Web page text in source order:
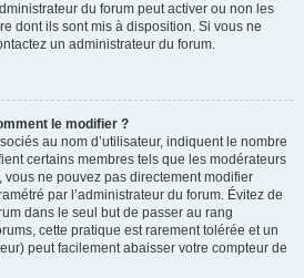
du forum peut activer ou non les
dont ils sont mis à disposition. Si vous ne
un administrateur du forum.
le modifier ?
au nom d’utilisateur, indiquent le nombre
certains membres tels que les modérateurs
ne pouvez pas directement modifier
par l’administrateur du forum. Évitez de
dans le seul but de passer au rang
cette pratique est rarement tolérée et un
peut facilement abaisser votre compteur de